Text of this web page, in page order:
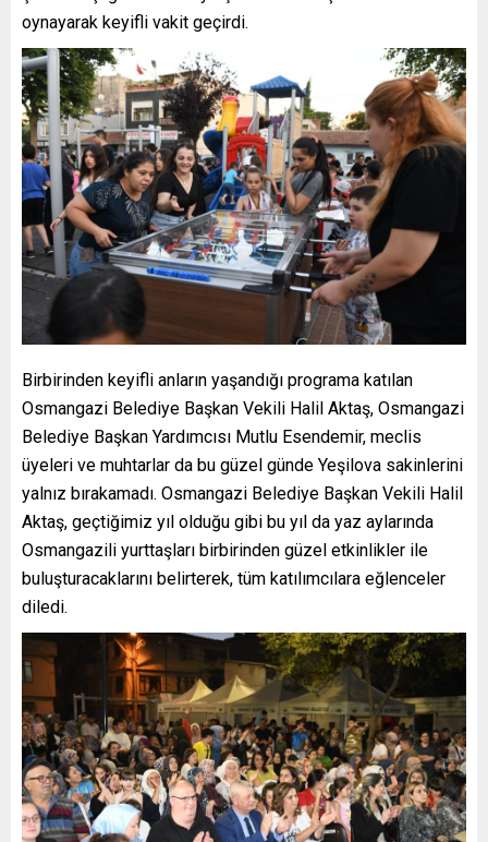
oynayarak keyifli vakit geçirdi.
Birbirinden keyifli anların yaşandığı programa katılan
Osmangazi Belediye Başkan Vekili Halil Aktaş, Osmangazi
Belediye Başkan Yardımcısı Mutlu Esendemir, meclis
üyeleri ve muhtarlar da bu güzel günde Yeşilova sakinlerini
yalnız bırakamadı. Osmangazi Belediye Başkan Vekili Halil
Aktaş, geçtiğimiz yıl olduğu gibi bu yıl da yaz aylarında
Osmangazili yurttaşları birbirinden güzel etkinlikler ile
buluşturacaklarını belirterek, tüm katılımcılara eğlenceler
diledi.